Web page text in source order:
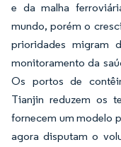
e da malha
mundo, porém o
prioridades migram
monitoramento da
Os portos de
Tianjin reduzem os
fornecem um modelo
agora disputam o